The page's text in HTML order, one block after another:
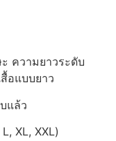
ความยาวระดับ
อแบบยาว
แล้ว
XL, XXL)